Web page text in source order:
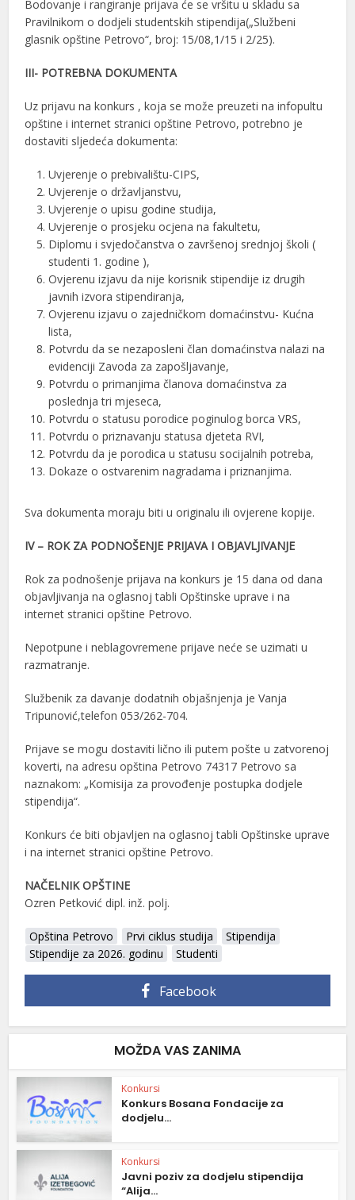
Bodovanje i rangiranje prijava će se vršitu u skladu sa
Pravilnikom o dodjeli studentskih stipendija(„Službeni
glasnik opštine Petrovo“, broj: 15/08,1/15 i 2/25).
III- POTREBNA DOKUMENTA
Uz prijavu na konkurs , koja se može preuzeti na infopultu
opštine i internet stranici opštine Petrovo, potrebno je
dostaviti sljedeća dokumenta:
Uvjerenje o prebivalištu-CIPS,
Uvjerenje o državljanstvu,
Uvjerenje o upisu godine studija,
Uvjerenje o prosjeku ocjena na fakultetu,
Diplomu i svjedočanstva o završenoj srednjoj školi (
studenti 1. godine ),
Ovjerenu izjavu da nije korisnik stipendije iz drugih
javnih izvora stipendiranja,
Ovjerenu izjavu o zajedničkom domaćinstvu- Kućna
lista,
Potvrdu da se nezaposleni član domaćinstva nalazi na
evidenciji Zavoda za zapošljavanje,
Potvrdu o primanjima članova domaćinstva za
poslednja tri mjeseca,
Potvrdu o statusu porodice poginulog borca VRS,
Potvrdu o priznavanju statusa djeteta RVI,
Potvrdu da je porodica u statusu socijalnih potreba,
Dokaze o ostvarenim nagradama i priznanjima.
Sva dokumenta moraju biti u originalu ili ovjerene kopije.
IV – ROK ZA PODNOŠENJE PRIJAVA I OBJAVLJIVANJE
Rok za podnošenje prijava na konkurs je 15 dana od dana
objavljivanja na oglasnoj tabli Opštinske uprave i na
internet stranici opštine Petrovo.
Nepotpune i neblagovremene prijave neće se uzimati u
razmatranje.
Službenik za davanje dodatnih objašnjenja je Vanja
Tripunović,telefon 053/262-704.
Prijave se mogu dostaviti lično ili putem pošte u zatvorenoj
koverti, na adresu opština Petrovo 74317 Petrovo sa
naznakom: „Komisija za provođenje postupka dodjele
stipendija“.
Konkurs će biti objavljen na oglasnoj tabli Opštinske uprave
i na internet stranici opštine Petrovo.
NAČELNIK OPŠTINE
Ozren Petković dipl. inž. polj.
Opština Petrovo Prvi ciklus studija
Stipendija
Stipendije za 2026. godinu
Studenti
Facebook
MOŽDA VAS ZANIMA
Konkursi
Konkurs Bosana Fondacije za
dodjelu...
Konkursi
Javni poziv za dodjelu stipendija
“Alija...